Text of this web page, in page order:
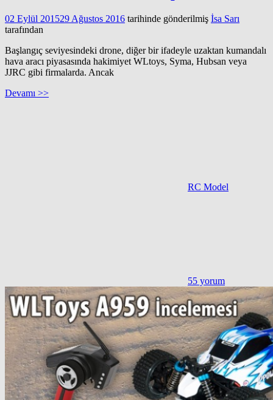
02 Eylül 201529 Ağustos 2016 tarihinde gönderilmiş İsa Sarı
tarafından
Başlangıç seviyesindeki drone, diğer bir ifadeyle uzaktan kumandalı
hava aracı piyasasında hakimiyet WLtoys, Syma, Hubsan veya
JJRC gibi firmalarda. Ancak
Devamı >>
RC Model
55 yorum